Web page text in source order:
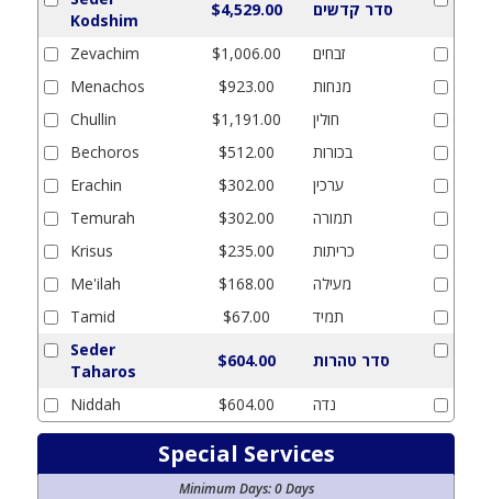
Kodshim
$4,529.00 סדר קדשים
Zevachim $1,006.00
זבחים
Menachos
$923.00
מנחות
Chullin
$1,191.00
חולין
Bechoros
$512.00
בכורות
Erachin
$302.00
ערכין
Temurah
$302.00
תמורה
Krisus
$235.00
כריתות
Me'ilah
$168.00
מעילה
Tamid
$67.00
תמיד
Seder
Taharos
$604.00 סדר טהרות
Niddah $604.00 נדה
Special Services
Minimum Days:0 Days